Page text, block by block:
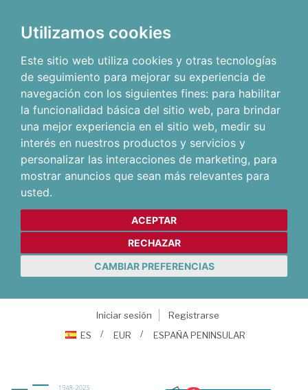
Utilizamos cookies
Este sitio web utiliza cookies y otras tecnologías
de seguimiento para mejorar su experiencia de
navegación con los siguientes fines: para habilitar
la funcionalidad básica del sitio web, para brindar
una mejor experiencia en el sitio web, medir su
interés en nuestros productos y servicios y
personalizar las interacciones de marketing, para
mostrar anuncios que sean más relevantes para
usted.
ACEPTAR
RECHAZAR
CAMBIAR PREFERENCIAS
Iniciar sesión
Registrarse
ES
EUR ESPAÑA PENINSULAR